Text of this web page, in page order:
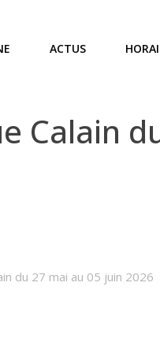
ACTUS
Calain
du 27 mai au 05 juin 2026